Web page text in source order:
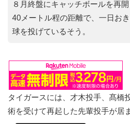
８月終盤にキャッチボールを再
40メートル程の距離で、一日お
球を投げているそう。
タイガースには、才木投手、髙橋
術を受けて再起した先輩投手が居